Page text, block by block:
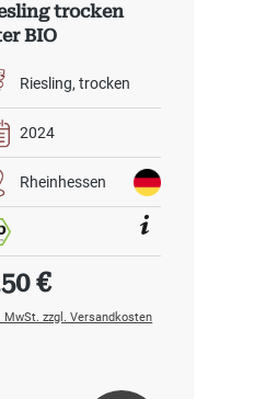
trocken
BIO
Riesling trocken
2024
Rheinhessen
Preis:
€
MwSt. zzgl. Versandkosten